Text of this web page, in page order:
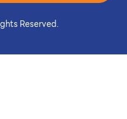
Reserved.